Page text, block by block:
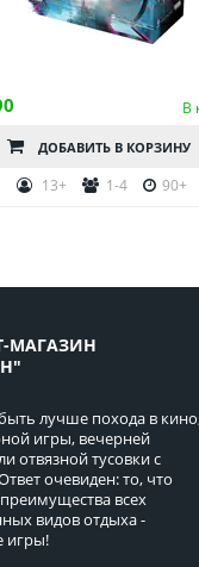
В
ДОБАВИТЬ В КОРЗИНУ
13+ 1-4 90+
МАГАЗИН
лучше похода в
игры, вечерней
отвязной тусовки с
очевиден: то, что
всех
видов отдыха -
игры!